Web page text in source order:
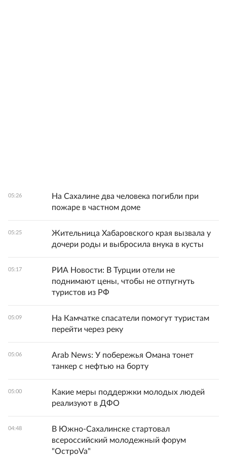
05:26
На Сахалине два человека погибли при
пожаре в частном доме
05:25
Жительница Хабаровского края вызвала у
дочери роды и выбросила внука в кусты
05:17
РИА Новости: В Турции отели не
поднимают цены, чтобы не отпугнуть
туристов из РФ
05:09
На Камчатке спасатели помогут туристам
перейти через реку
05:06
Arab News: У побережья Омана тонет
танкер с нефтью на борту
05:00
Какие меры поддержки молодых людей
реализуют в ДФО
04:48
В Южно-Сахалинске стартовал
всероссийский молодежный форум
"ОстроVa"